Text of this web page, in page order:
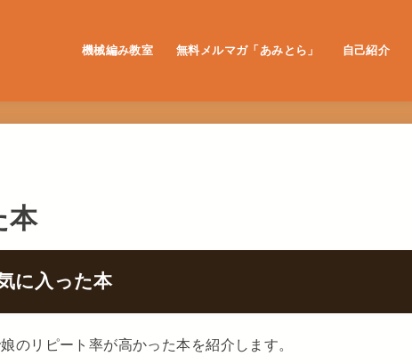
機械編み教室 無料メルマガ「あみとら」 自己紹介
本
に入った本
のリピート率が高かった本を紹介します。